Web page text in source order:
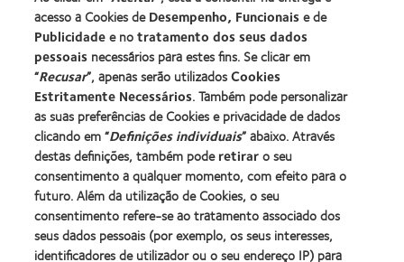
Lentes de contacto e a visão
Novo utilizador
Utilizador experiente
Blog
Sobre a CooperVision
Carreiras na CooperVision
Centro de Notícias
Contacte-nos
acesso a Cookies deDesempenho, Funcionaise de
Publicidadee notratamento dos seus dados
pessoais necessários para estes fins. Se clicar em
“Recusar”, apenas serão utilizadosCookies
Estritamente Necessários. Também pode personalizar
as suas preferências de Cookies e privacidade de dados
clicando em “Definições individuais” abaixo. Através
destas definições, também poderetiraro seu
consentimento a qualquer momento, com efeito para o
futuro. Além da utilização de Cookies, o seu
consentimento refere-se ao tratamento associado dos
seus dados pessoais (por exemplo, os seus interesses,
identificadores de utilizador ou o seu endereço IP) para